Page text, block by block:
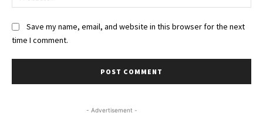
Save my name, email, and website in this browser for the next
time I comment.
- Advertisement -